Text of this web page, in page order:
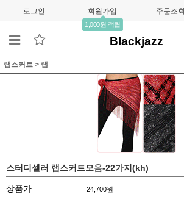
로그인 회원가입
1,000원 적립
주문조회
Blackjazz
랩스커트 > 랩
스터디셀러 랩스커트모음-22가지(kh)
상품가 24,700원